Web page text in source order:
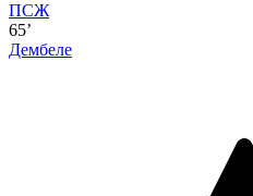
ПСЖ
65’
Дембеле